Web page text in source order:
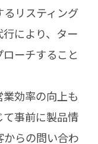
リスティング
により、ター
ーチすること
効率の向上も
事前に製品情
らの問い合わ